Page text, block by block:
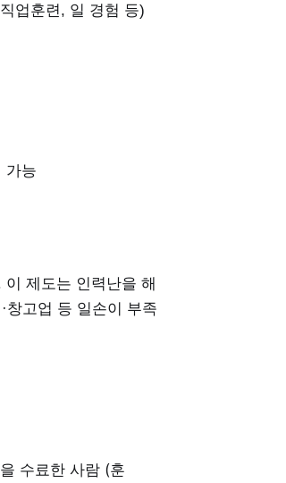
업훈련, 일 경험 등)
가능
제도는 인력난을 해
창고업 등 일손이 부족
수료한 사람 (훈